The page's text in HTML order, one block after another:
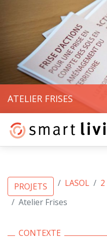
ATELIER FRISES
PROJETS LASOL
Atelier Frises
CONTEXTE